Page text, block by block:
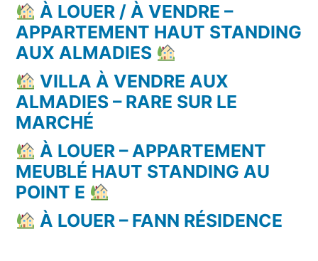
À LOUER / À VENDRE –
APPARTEMENT HAUT STANDING
AUX ALMADIES
VILLA À VENDRE AUX
ALMADIES – RARE SUR LE
MARCHÉ
À LOUER – APPARTEMENT
MEUBLÉ HAUT STANDING AU
POINT E
À LOUER – FANN RÉSIDENCE